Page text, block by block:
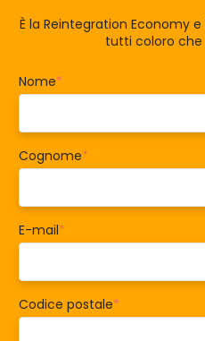
È la Reintegration Economy
tutti coloro che
Nome*
Cognome*
E-mail*
Codice postale*